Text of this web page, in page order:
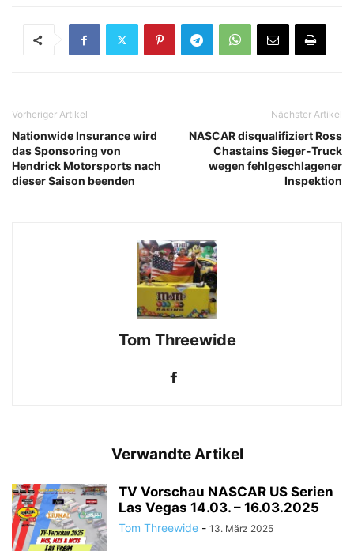
Vorheriger Artikel
Nationwide Insurance wird
das Sponsoring von
Hendrick Motorsports nach
dieser Saison beenden
Nächster Artikel
NASCAR disqualifiziert Ross
Chastains Sieger-Truck
wegen fehlgeschlagener
Inspektion
Tom Threewide
Verwandte Artikel
TV Vorschau NASCAR US Serien
Las Vegas 14.03. – 16.03.2025
Tom Threewide - 13. März 2025